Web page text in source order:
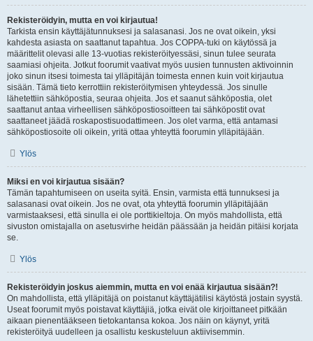
Rekisteröidyin, mutta en voi kirjautua!
Tarkista ensin käyttäjätunnuksesi ja salasanasi. Jos ne ovat oikein, yksi
kahdesta asiasta on saattanut tapahtua. Jos COPPA-tuki on käytössä ja
määrittelit olevasi alle 13-vuotias rekisteröityessäsi, sinun tulee seurata
saamiasi ohjeita. Jotkut foorumit vaativat myös uusien tunnusten aktivoinnin
joko sinun itsesi toimesta tai ylläpitäjän toimesta ennen kuin voit kirjautua
sisään. Tämä tieto kerrottiin rekisteröitymisen yhteydessä. Jos sinulle
lähetettiin sähköpostia, seuraa ohjeita. Jos et saanut sähköpostia, olet
saattanut antaa virheellisen sähköpostiosoitteen tai sähköpostit ovat
saattaneet jäädä roskapostisuodattimeen. Jos olet varma, että antamasi
sähköpostiosoite oli oikein, yritä ottaa yhteyttä foorumin ylläpitäjään.
Ylös
Miksi en voi kirjautua sisään?
Tämän tapahtumiseen on useita syitä. Ensin, varmista että tunnuksesi ja
salasanasi ovat oikein. Jos ne ovat, ota yhteyttä foorumin ylläpitäjään
varmistaaksesi, että sinulla ei ole porttikieltoja. On myös mahdollista, että
sivuston omistajalla on asetusvirhe heidän päässään ja heidän pitäisi korjata
se.
Ylös
Rekisteröidyin joskus aiemmin, mutta en voi enää kirjautua sisään?!
On mahdollista, että ylläpitäjä on poistanut käyttäjätilisi käytöstä jostain syystä.
Useat foorumit myös poistavat käyttäjiä, jotka eivät ole kirjoittaneet pitkään
aikaan pienentääkseen tietokantansa kokoa. Jos näin on käynyt, yritä
rekisteröityä uudelleen ja osallistu keskusteluun aktiivisemmin.